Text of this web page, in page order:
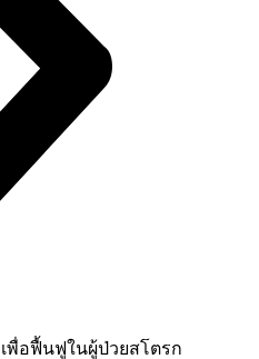
พื่อฟื้นฟูในผู้ป่วยสโตรก